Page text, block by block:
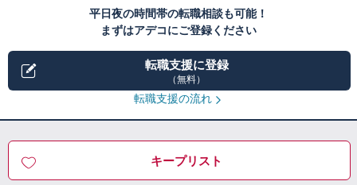
平日夜の時間帯の転職相談も可能！
まずはアデコにご登録ください
転職支援に登録
（無料）
転職支援の流れ
キープリスト